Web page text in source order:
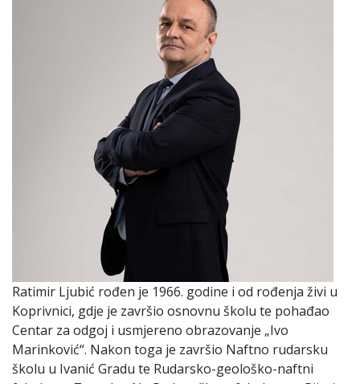
Ratimir Ljubić rođen je 1966. godine i od rođenja živi u
Koprivnici, gdje je završio osnovnu školu te pohađao
Centar za odgoj i usmjereno obrazovanje „Ivo
Marinković“. Nakon toga je završio Naftno rudarsku
školu u Ivanić Gradu te Rudarsko-geološko-naftni